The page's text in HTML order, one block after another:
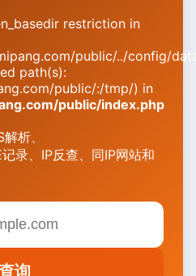
restriction in
public/../config/
path(s):
public/:/tmp/) in
public/index.php
析、
录、IP反查、同IP网站和
询